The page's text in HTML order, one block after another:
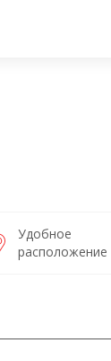
Удобное
расположение